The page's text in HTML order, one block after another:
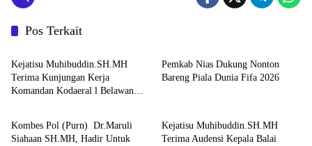
Pos Terkait
Uncategorized
Kejatisu Muhibuddin.SH.MH
Terima Kunjungan Kerja
Komandan Kodaeral l Belawan
Pemkab Nias Dukung Nonton
Bareng Piala Dunia Fifa 2026
Uncategorized
Kombes Pol (Purn) Dr.Maruli
Siahaan SH.MH, Hadir Untuk
Kejatisu Muhibuddin.SH.MH
Terima Audensi Kepala Balai